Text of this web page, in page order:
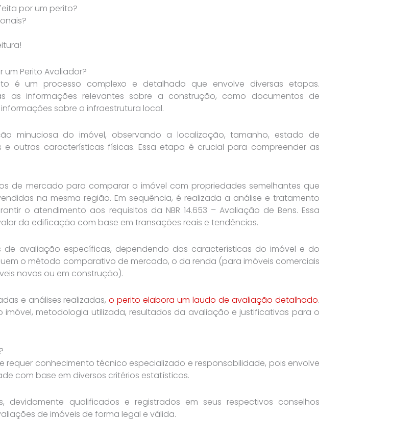
por um perito?
Perito Avaliador?
é um processo complexo e detalhado que envolve diversas etapas.
as informações relevantes sobre a construção, como documentos de
sobre a infraestrutura local.
minuciosa do imóvel, observando a localização, tamanho, estado de
outras características físicas. Essa etapa é crucial para compreender as
de mercado para comparar o imóvel com propriedades semelhantes que
na mesma região. Em sequência, é realizada a análise e tratamento
o atendimento aos requisitos da NBR 14.653 – Avaliação de Bens. Essa
da edificação com base em transações reais e tendências.
avaliação específicas, dependendo das características do imóvel e do
o método comparativo de mercado, o da renda (para imóveis comerciais
novos ou em construção).
e análises realizadas,o perito elabora um laudo de avaliação detalhado.
imóvel, metodologia utilizada, resultados da avaliação e justificativas para o
requer conhecimento técnico especializado e responsabilidade, pois envolve
com base em diversos critérios estatísticos.
devidamente qualificados e registrados em seus respectivos conselhos
de imóveis de forma legal e válida.